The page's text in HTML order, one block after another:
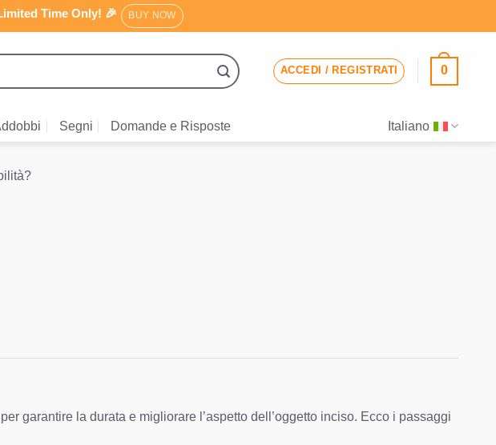
Time Only! 🎉 BUY NOW
ACCEDI / REGISTRATI 0
Segni Domande e Risposte Italiano
garantire la durata e migliorare l’aspetto dell’oggetto inciso. Ecco i passaggi